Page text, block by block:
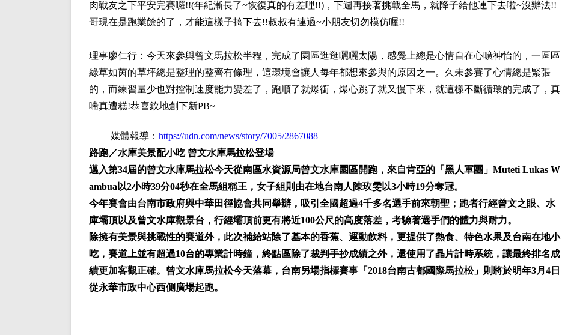
肉戰友之下平安完賽囉!!(年紀漸長了~恢復真的有差哩!!)，下週再接著挑戰全馬，就降子給他連下去啦~沒辦法!!
哥現在是跑業餘的了，才能這樣子搞下去!!叔叔有連過~小朋友切勿模仿喔!!
理事廖仁行 ：今天來參與曾文馬拉松半程，完成了園區逛逛曬曬太陽，感覺上總是心情自在心曠神怡的，一區區
綠草如茵的草坪總是整理的整齊有條理，這環境會讓人每年都想來參與的原因之一。久未參賽了心情總是緊張
的，而練習量少也對控制速度能力變差了，跑順了就爆衝，爆心跳了就又慢下來，就這樣不斷循環的完成了，真
喘真遭糕!恭喜欽地創下新PB~
媒體報導： https://udn.com/news/story/7005/2867088
路跑／水庫美景配小吃 曾文水庫馬拉松登場
邁入第34屆的曾文水庫馬拉松今天從南區水資源局曾文水庫園區開跑，來自肯亞的「黑人軍團」Muteti Lukas W
ambua以2小時39分04秒在全馬組稱王，女子組則由在地台南人陳玫雯以3小時19分奪冠。
今年賽會由台南市政府與中華田徑協會共同舉辦，吸引全國超過4千多名選手前來朝聖；跑者行經曾文之眼、水
庫壩頂以及曾文水庫觀景台，行經壩頂前更有將近100公尺的高度落差，考驗著選手們的體力與耐力。
除擁有美景與挑戰性的賽道外，此次補給站除了基本的香蕉、運動飲料，更提供了熱食、特色水果及台南在地小
吃，賽道上並有超過10台的專業計時鐘，終點區除了裁判手抄成績之外，還使用了晶片計時系統，讓最終排名成
績更加客觀正確。曾文水庫馬拉松今天落幕，台南另場指標賽事「2018台南古都國際馬拉松」則將於明年3月4日
從永華市政中心西側廣場起跑。